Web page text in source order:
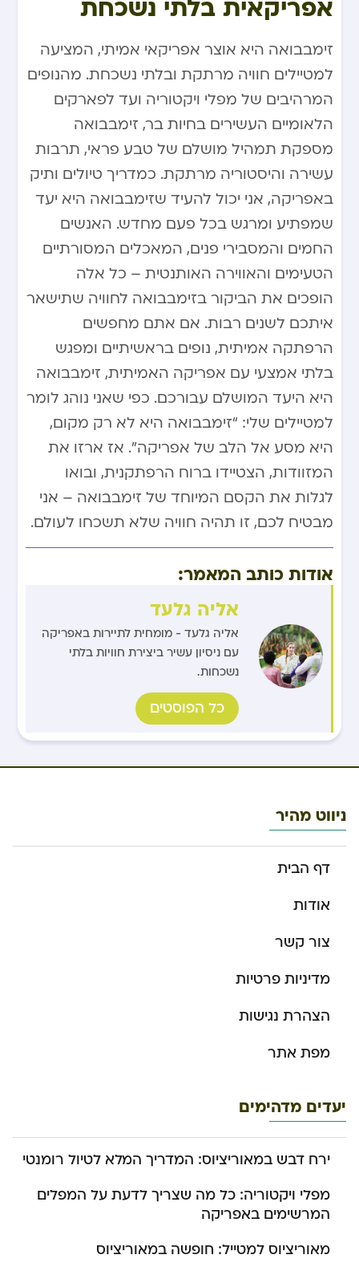
אפריקאית בלתי נשכחת
זימבבואה היא אוצר אפריקאי אמיתי, המציעה
למטיילים חוויה מרתקת ובלתי נשכחת. מהנופים
המרהיבים של מפלי ויקטוריה ועד לפארקים
הלאומיים העשירים בחיות בר, זימבבואה
מספקת תמהיל מושלם של טבע פראי, תרבות
עשירה והיסטוריה מרתקת. כמדריך טיולים ותיק
באפריקה, אני יכול להעיד שזימבבואה היא יעד
שמפתיע ומרגש בכל פעם מחדש. האנשים
החמים והמסבירי פנים, המאכלים המסורתיים
הטעימים והאווירה האותנטית – כל אלה
הופכים את הביקור בזימבבואה לחוויה שתישאר
איתכם לשנים רבות. אם אתם מחפשים
הרפתקה אמיתית, נופים בראשיתיים ומפגש
בלתי אמצעי עם אפריקה האמיתית, זימבבואה
היא היעד המושלם עבורכם. כפי שאני נוהג לומר
למטיילים שלי: “זימבבואה היא לא רק מקום,
היא מסע אל הלב של אפריקה”. אז ארזו את
המזוודות, הצטיידו ברוח הרפתקנית, ובואו
לגלות את הקסם המיוחד של זימבבואה – אני
מבטיח לכם, זו תהיה חוויה שלא תשכחו לעולם.
אודות כותב המאמר:
אליה גלעד
אליה גלעד - מומחית לתיירות באפריקה
עם ניסיון עשיר ביצירת חוויות בלתי
נשכחות.
כל הפוסטים
ניווט מהיר
דף הבית
אודות
צור קשר
מדיניות פרטיות
הצהרת נגישות
מפת אתר
יעדים מדהימים
ירח דבש במאוריציוס: המדריך המלא לטיול רומנטי
מפלי ויקטוריה: כל מה שצריך לדעת על המפלים
המרשימים באפריקה
מאוריציוס למטייל: חופשה במאוריציוס